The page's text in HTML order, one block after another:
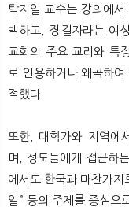
탁지일 교수는 강의에서
백하고, 장길자라는 여
교회의 주요 교리와 특
로 인용하거나 왜곡하
적했다.
또한, 대학가와 지역에
며, 성도들에게 접근하
에서도 한국과 마찬가지
일” 등의 주제를 중심으